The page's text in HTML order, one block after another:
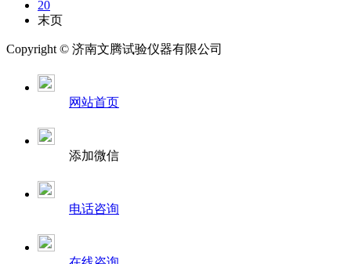
20
末页
Copyright © 济南文腾试验仪器有限公司
网站首页
添加微信
电话咨询